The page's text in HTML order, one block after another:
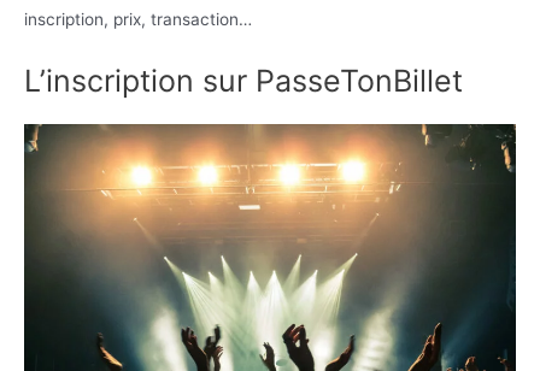
inscription, prix, transaction…
L’inscription sur PasseTonBillet